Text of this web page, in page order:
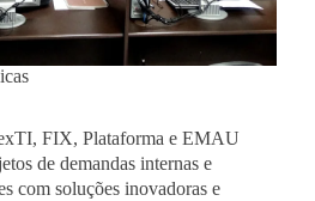
FIX, Plataforma e EMAU
de demandas internas e
com soluções inovadoras e